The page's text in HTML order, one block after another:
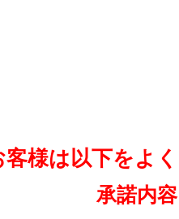
様は以下をよ
承諾内容